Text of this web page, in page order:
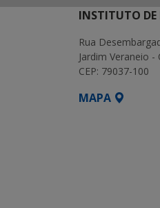
INSTITUTO DE
Rua
Jardim Veraneio
CEP: 79037-100
MAPA